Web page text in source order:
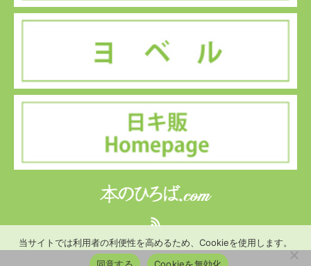
当サイトでは利用者の利便性を高めるため、Cookieを使用します。
同意する
Cookieを無効化